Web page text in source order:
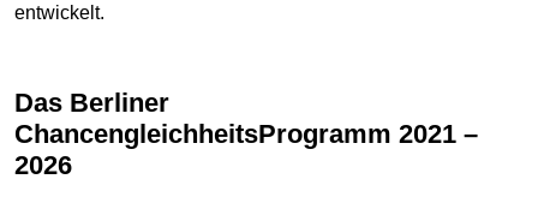
entwickelt.
Das Berliner
ChancengleichheitsProgramm 2021 –
2026